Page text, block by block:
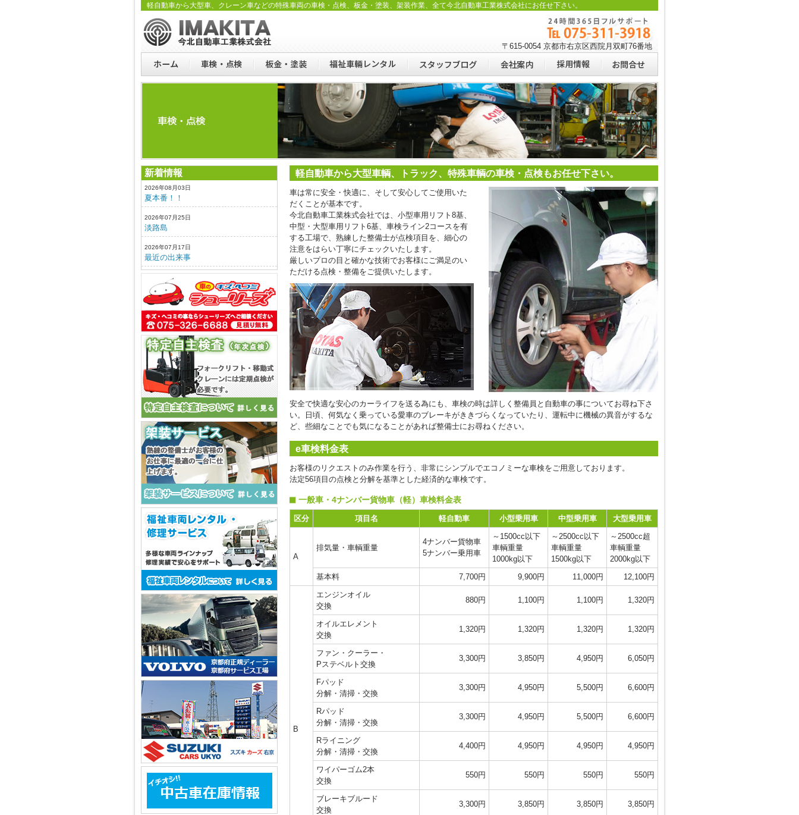
軽自動車から大型車、クレーン車などの特殊車両の車検・点検、板金・塗装、架装作業、全て今北自動車工業株式会社にお任せ下さい。
〒615-0054 京都市右京区西院月双町76番地
新着情報
2026年08月03日
夏本番！！
2026年07月25日
淡路島
2026年07月17日
最近の出来事
軽自動車から大型車輌、トラック、特殊車輌の車検・点検もお任せ下さい。
車は常に安全・快適に、そして安心してご使用いた
だくことが基本です。
今北自動車工業株式会社では、小型車用リフト8基、
中型・大型車用リフト6基、車検ライン2コースを有
する工場で、熟練した整備士が点検項目を、細心の
注意をはらい丁寧にチェックいたします。
厳しいプロの目と確かな技術でお客様にご満足のい
ただける点検・整備をご提供いたします。
安全で快適な安心のカーライフを送る為にも、車検の時は詳しく整備員と自動車の事についてお尋ね下さ
い。日頃、何気なく乗っている愛車のブレーキがききづらくなっていたり、運転中に機械の異音がするな
ど、些細なことでも気になることがあれば整備士にお尋ねください。
e車検料金表
お客様のリクエストのみ作業を行う、非常にシンプルでエコノミーな車検をご用意しております。
法定56項目の点検と分解を基準とした経済的な車検です。
一般車・4ナンバー貨物車（軽）車検料金表
区分 項目名 軽自動車 小型乗用車 中型乗用車 大型乗用車
A
排気量・車輌重量
4ナンバー貨物車
5ナンバー乗用車
～1500cc以下
車輌重量
1000kg以下
～2500cc以下
車輌重量
1500kg以下
～2500cc超
車輌重量
2000kg以下
基本料
7,700円 9,900円 11,000円 12,100円
B
エンジンオイル
交換
880円 1,100円 1,100円 1,320円
オイルエレメント
交換
1,320円 1,320円 1,320円 1,320円
ファン・クーラー・
Pステベルト交換
3,300円 3,850円 4,950円 6,050円
Fパッド
分解・清掃・交換
3,300円 4,950円 5,500円 6,600円
Rパッド
分解・清掃・交換
3,300円 4,950円 5,500円 6,600円
Rライニング
分解・清掃・交換
4,400円 4,950円 4,950円 4,950円
ワイパーゴム2本
交換
550円 550円 550円 550円
ブレーキブルード
交換
3,300円 3,850円 3,850円 3,850円